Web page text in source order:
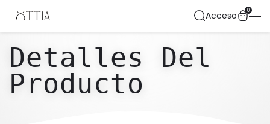
Acceso 0
Detalles Del
Producto